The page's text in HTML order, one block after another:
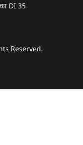
DI 35
Reserved.